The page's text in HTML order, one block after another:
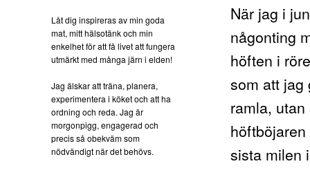
När jag i
någonting
höften i
som att jag
ramla,
sista milen
Låt dig inspireras av min goda
mat, mitt hälsotänk och min
enkelhet för att få livet att fungera
utmärkt med många järn i elden!
Jag älskar att träna, planera,
experimentera i köket och att ha
ordning och reda. Jag är
morgonpigg, engagerad och
precis så obekväm som
nödvändigt när det behövs.